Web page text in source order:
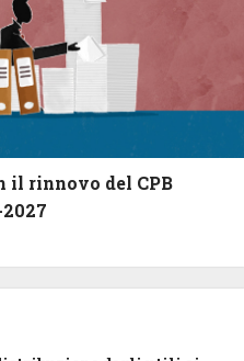
il rinnovo del CPB